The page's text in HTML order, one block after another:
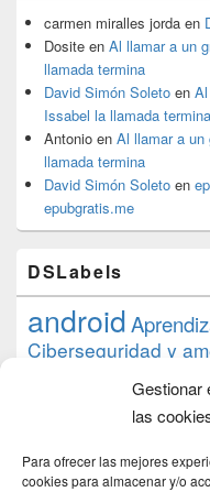
Gestionar
las
Para ofrecer las mejores
cookies para almacenar y/o
carmen miralles jorda en
Dosite en Al llamar a un
llamada termina
David Simón Soleto en
Issabel la llamada termina
Antonio en Al llamar a un
llamada termina
David Simón Soleto en
epubgratis.me
DSLabels
android
Ciberseguridad y
datos
Formación
proyecto PS4 python